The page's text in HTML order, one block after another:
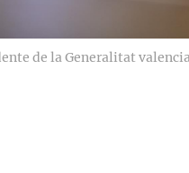
de la Generalitat